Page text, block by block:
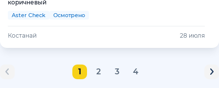
коричневый
Aster Check Осмотрено
Костанай 28 июля
1 2 3 4